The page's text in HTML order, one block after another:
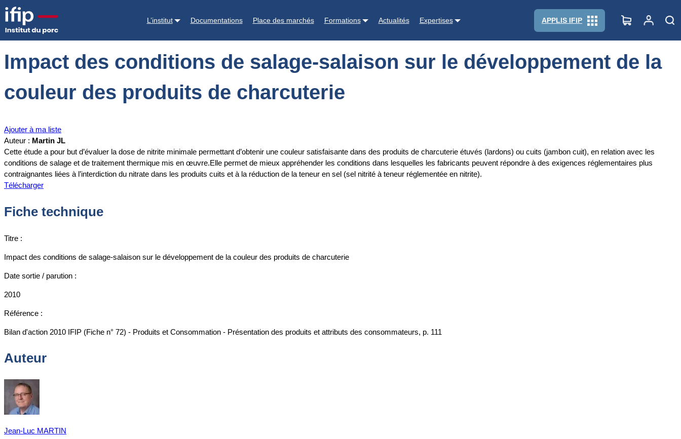
L’institut Documentations Place des marchés Formations Actualités Expertises APPLIS IFIP
Accueil Documentations
Impact des conditions de salage-salaison sur le développement de la
couleur des produits de charcuterie
Ajouter à ma liste
Auteur : Martin JL
Cette étude a pour but d’évaluer la dose de nitrite minimale permettant d’obtenir une couleur satisfaisante dans des produits de charcuterie étuvés (lardons) ou cuits (jambon cuit), en relation avec les
conditions de salage et de traitement thermique mis en œuvre.Elle permet de mieux appréhender les conditions dans lesquelles les fabricants peuvent répondre à des exigences réglementaires plus
contraignantes liées à l’interdiction du nitrate dans les produits cuits et à la réduction de la teneur en sel (sel nitrité à teneur réglementée en nitrite).
Télécharger
Fiche technique
Titre :
Impact des conditions de salage-salaison sur le développement de la couleur des produits de charcuterie
Date sortie / parution :
2010
Référence :
Bilan d'action 2010 IFIP (Fiche n° 72) - Produits et Consommation - Présentation des produits et attributs des consommateurs, p. 111
Auteur
Jean-Luc MARTIN